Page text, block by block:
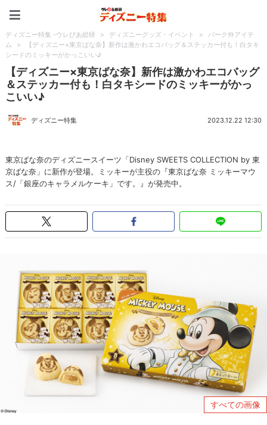
ディズニー特集 -ウレぴあ総研 > ディズニーグッズ・イベント >
パーク外アイテ
ム
>
【ディズニー×東京ばな奈】新作は激かわエコバッグ＆ステッカー付も！白タキ
シードのミッキーがかっこいい♪
【ディズニー×東京ばな奈】新作は激かわエコバッグ
＆ステッカー付も！白タキシードのミッキーがかっ
こいい♪
ディズニー特集 2023.12.22 12:30
東京ばな奈のディズニースイーツ「Disney SWEETS COLLECTION by 東
京ばな奈」に新作が登場。ミッキーが主役の『東京ばな奈 ミッキーマウ
ス/「銀座のキャラメルケーキ」です。』が発売中。
すべての画像